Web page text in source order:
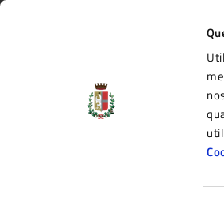
Vai al contenuto principale
Vai alla navigazione del sito
Vai al piede di pagina
il portale di